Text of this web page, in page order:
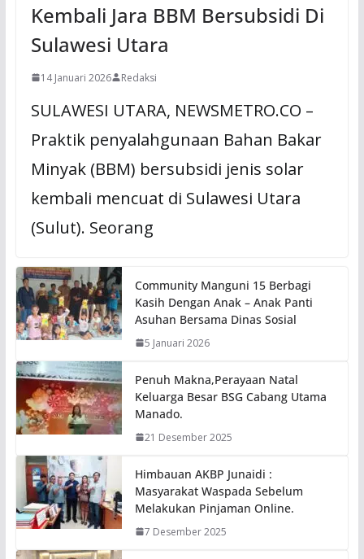
Kembali Jara BBM Bersubsidi Di
Sulawesi Utara
14 Januari 2026 Redaksi
SULAWESI UTARA, NEWSMETRO.CO –
Praktik penyalahgunaan Bahan Bakar
Minyak (BBM) bersubsidi jenis solar
kembali mencuat di Sulawesi Utara
(Sulut). Seorang
Community Manguni 15 Berbagi
Kasih Dengan Anak – Anak Panti
Asuhan Bersama Dinas Sosial
5 Januari 2026
Penuh Makna,Perayaan Natal
Keluarga Besar BSG Cabang Utama
Manado.
21 Desember 2025
Himbauan AKBP Junaidi :
Masyarakat Waspada Sebelum
Melakukan Pinjaman Online.
7 Desember 2025